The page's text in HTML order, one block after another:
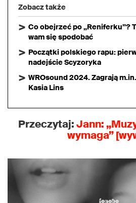
Zobacz także
Co obejrzeć po „Reniferku”?
wam się spodobać
Początki polskiego rapu:
nadejście Scyzoryka
WROsound 2024. Zagrają
Kasia Lins
Przeczytaj:Jann:
wymaga”